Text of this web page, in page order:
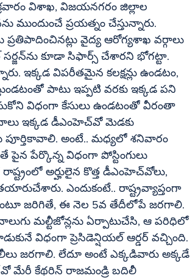
విశాఖ, విజయనగరం జిల్లాల
ప్రయత్నం చేస్తున్నారు.
వైద్య ఆరోగ్యశాఖ వర్గాలు
భోగట్టా.
పాటు ఇప్పటి వరకు ఇక్కడ పని
డీఎంహెచ్‌వో మెడకు
పూర్తికావాలి. అంటే.. మధ్యలో శనివారం
పైన పేర్కొన్న విధంగా పోస్టింగులు
అర్హులైన కొత్త డీఎంహెచ్‌వోలు,
ఎందుకంటే.. రాష్ట్రవ్యాప్తంగా
మల్టీజోన్లను ఏర్పాటుచేసి, ఆ పరిధిలో
జరగాలి. లేదూ అంటే ఎక్కడివారు అక్కడే